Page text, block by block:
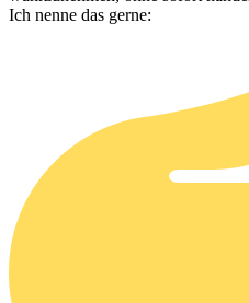
Ich nenne das gerne: